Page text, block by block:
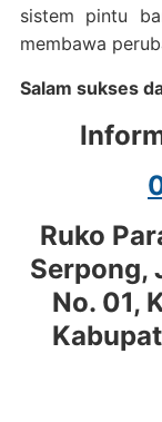
sistem pintu
membawa
Salam sukses
Ruko
Serpong,
No. 01,